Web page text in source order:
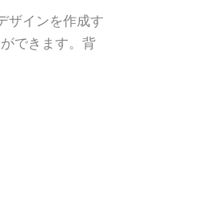
ザインを作成す
できます。背